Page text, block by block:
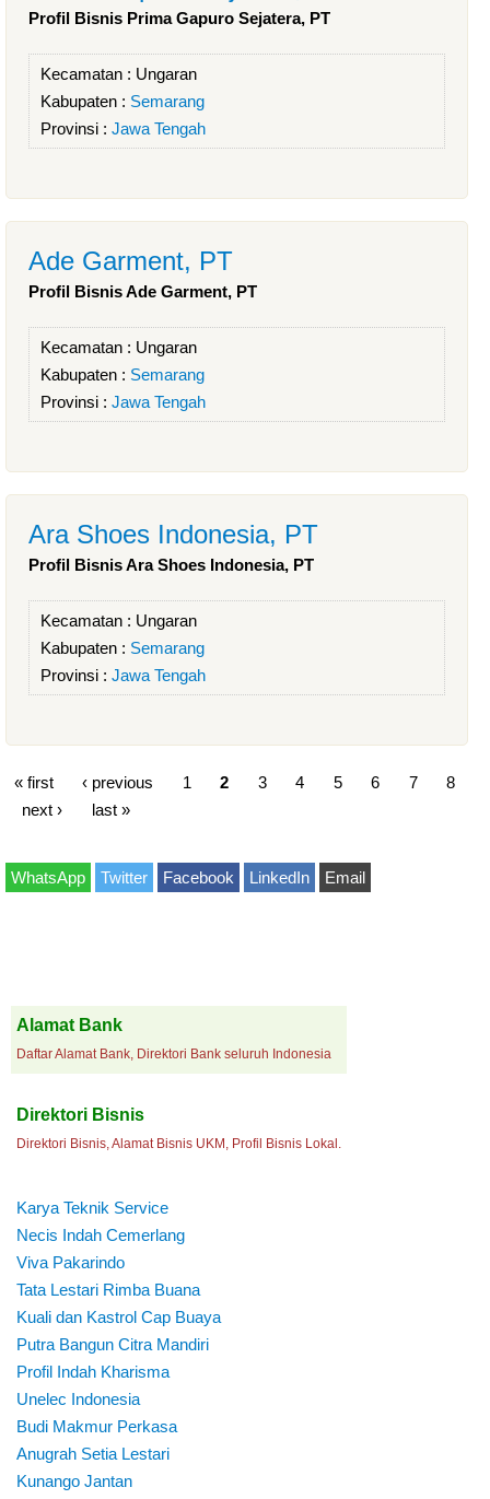
Profil Bisnis Prima Gapuro Sejatera, PT
Kecamatan : Ungaran
Kabupaten : Semarang
Provinsi : Jawa Tengah
Ade Garment, PT
Profil Bisnis Ade Garment, PT
Kecamatan : Ungaran
Kabupaten : Semarang
Provinsi : Jawa Tengah
Ara Shoes Indonesia, PT
Profil Bisnis Ara Shoes Indonesia, PT
Kecamatan : Ungaran
Kabupaten : Semarang
Provinsi : Jawa Tengah
« first ‹ previous 1 2 3 4 5 6 7
8
next ›
last »
WhatsApp Twitter Facebook LinkedIn Email
Alamat Bank
Daftar Alamat Bank, Direktori Bank seluruh Indonesia
Direktori Bisnis
Direktori Bisnis, Alamat Bisnis UKM, Profil Bisnis Lokal.
Karya Teknik Service
Necis Indah Cemerlang
Viva Pakarindo
Tata Lestari Rimba Buana
Kuali dan Kastrol Cap Buaya
Putra Bangun Citra Mandiri
Profil Indah Kharisma
Unelec Indonesia
Budi Makmur Perkasa
Anugrah Setia Lestari
Kunango Jantan